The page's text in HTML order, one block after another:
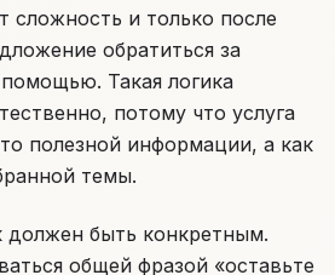
сложность и только после
обратиться за
Такая логика
потому что услуга
полезной информации, а как
темы.
должен быть конкретным.
общей фразой «оставьте